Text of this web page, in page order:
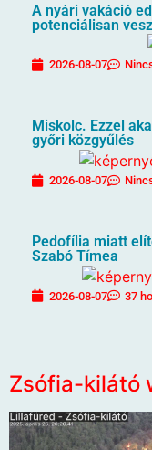
A nyári vakáció
potenciálisan
2026-08-07
Miskolc. Ezzel
győri közgyűlés
2026-08-07
Pedofília miatt
Szabó Tímea
2026-08-07 37
Zsófia-kilátó